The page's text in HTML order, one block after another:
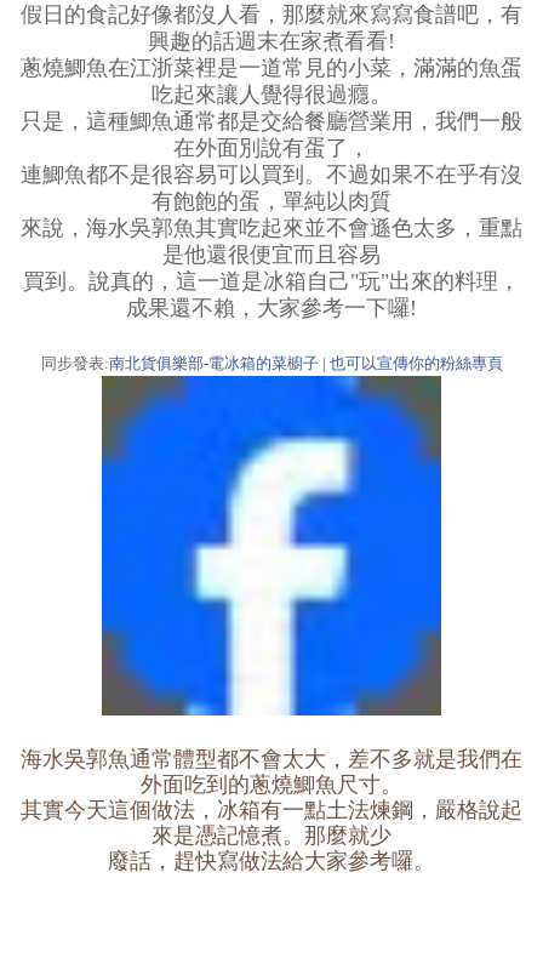
假日的食記好像都沒人看，那麼就來寫寫食譜吧，有
興趣的話週末在家煮看看!
蔥燒鯽魚在江浙菜裡是一道常見的小菜，滿滿的魚蛋
吃起來讓人覺得很過癮。
只是，這種鯽魚通常都是交給餐廳營業用，我們一般
在外面別說有蛋了，
連鯽魚都不是很容易可以買到。不過如果不在乎有沒
有飽飽的蛋，單純以肉質
來說，海水吳郭魚其實吃起來並不會遜色太多，重點
是他還很便宜而且容易
買到。說真的，這一道是冰箱自己"玩"出來的料理，
成果還不賴，大家參考一下囉!
同步發表:南北貨俱樂部-電冰箱的菜櫥子| 也可以宣傳你的粉絲專頁
海水吳郭魚通常體型都不會太大，差不多就是我們在
外面吃到的蔥燒鯽魚尺寸。
其實今天這個做法，冰箱有一點土法煉鋼，嚴格說起
來是憑記憶煮。那麼就少
廢話，趕快寫做法給大家參考囉。